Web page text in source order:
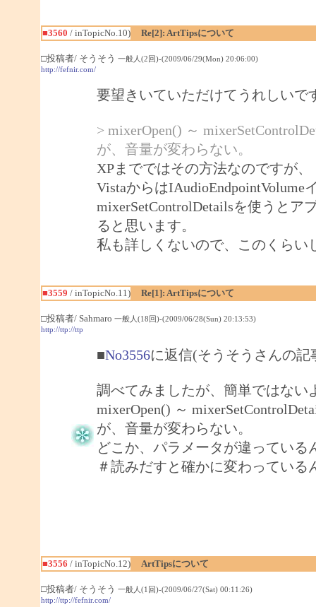
■3560 / inTopicNo.10) Re[2]: ArtTipsについて
□投稿者/ そうそう 一般人(2回)-(2009/06/29(Mon) 20:06:00)
http://fefnir.com/
要望きいていただけてうれしいで
> mixerOpen() ～
が、音量が変わらない。
XPまでではその方法なのですが、
Vistaからは
mixerSetControlDetailsを使うとア
ると思います。
私も詳しくないので、このくらい
■3559 / inTopicNo.11) Re[1]: ArtTipsについて
□投稿者/ Sahmaro 一般人(18回)-(2009/06/28(Sun) 20:13:53)
http://ttp://ttp
■No3556に返信(そうそうさんの記
調べてみましたが、簡単ではない
mixerOpen() ～
が、音量が変わらない。
どこか、パラメータが違っている
＃読みだすと確かに変わっている
■3556 / inTopicNo.12) ArtTipsについて
□投稿者/ そうそう 一般人(1回)-(2009/06/27(Sat) 00:11:26)
http://ttp://fefnir.com/